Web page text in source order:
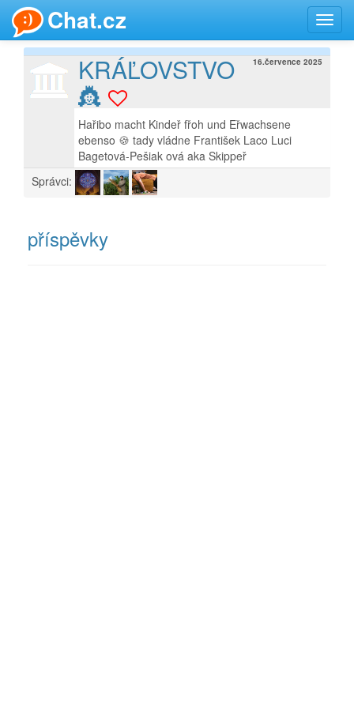
Chat.cz
16.července 2025
KRÁĽOVSTVO
👸
Hařibo macht Kindeř fřoh und Eřwachsene
ebenso 🍪 tady vládne František Laco Luci
Bagetová-Pešiak ová aka Skippeř
Správci:
příspěvky